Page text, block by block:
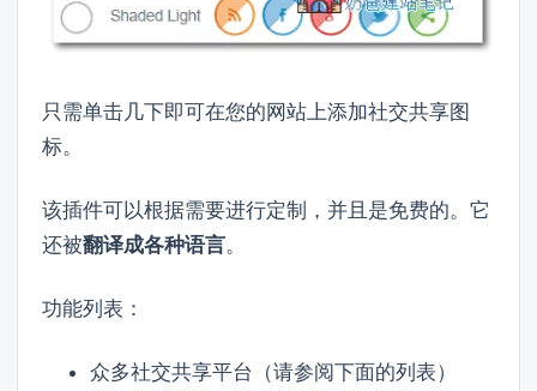
只需单击几下即可在您的网站上添加社交共享图
标。
该插件可以根据需要进行定制，并且是免费的。它
还被翻译成各种语言。
功能列表：
众多社交共享平台（请参阅下面的列表）